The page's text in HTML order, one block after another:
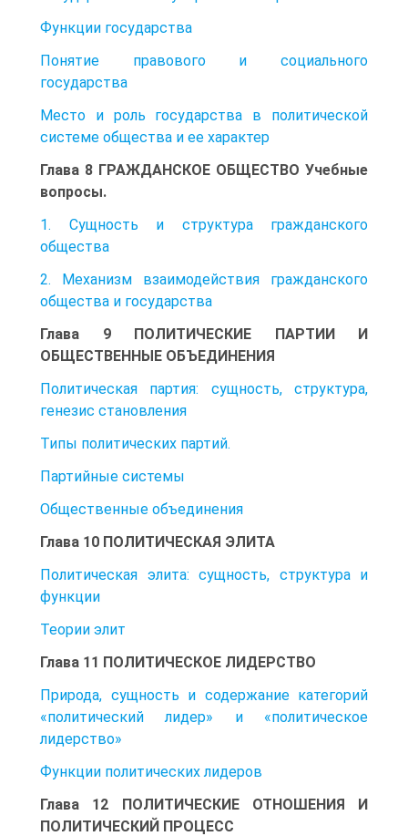
Функции государства
Понятие правового и социального
государства
Место и роль государства в политической
системе общества и ее характер
Глава 8 ГРАЖДАНСКОЕ ОБЩЕСТВО Учебные
вопросы.
1. Сущность и структура гражданского
общества
2. Механизм взаимодействия гражданского
общества и государства
Глава 9 ПОЛИТИЧЕСКИЕ ПАРТИИ И
ОБЩЕСТВЕННЫЕ ОБЪЕДИНЕНИЯ
Политическая партия: сущность, структура,
генезис становления
Типы политических партий.
Партийные системы
Общественные объединения
Глава 10 ПОЛИТИЧЕСКАЯ ЭЛИТА
Политическая элита: сущность, структура и
функции
Теории элит
Глава 11 ПОЛИТИЧЕСКОЕ ЛИДЕРСТВО
Природа, сущность и содержание категорий
«политический лидер» и «политическое
лидерство»
Функции политических лидеров
Глава 12 ПОЛИТИЧЕСКИЕ ОТНОШЕНИЯ И
ПОЛИТИЧЕСКИЙ ПРОЦЕСС